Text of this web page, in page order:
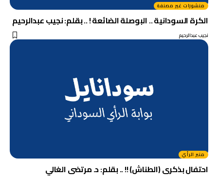
منشورات غير مصنفة
الكرة السودانية .. البوصلة الضائعة ! .. بقلم: نجيب عبدالرحيم
نجيب عبدالرحيم
منبر الرأي
احتفال بذكرى (الطناش) !! .. بقلم: د. مرتضى الغالي